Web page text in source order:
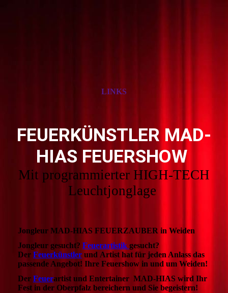
LINKS
FEUERKÜNSTLER MAD-
HIAS FEUERSHOW
Mit programmierter HIGH-TECH
Leuchtjonglage
Jongleur MAD-HIAS FEUERZAUBER in Weiden
Jongleur gesucht? Feuerartistik gesucht?
Der Feuerkünstler und Artist hat für jeden Anlass das
passende Angebot! Ihre Feuershow in und um Weiden!
Der Feuerartist und Entertainer MAD-HIAS wird Ihr
Fest in der Oberpfalz bereichern und Sie begeistern!